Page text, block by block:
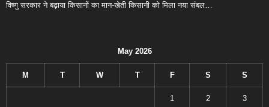
विष्णु सरकार ने बढ़ाया किसानों का मान-खेती किसानी को मिला नया संबल…
May 2026
M T W T F S S
1 2 3